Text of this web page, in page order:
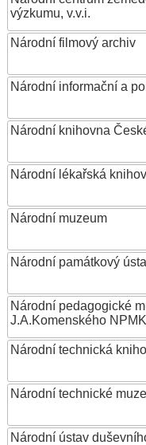
výzkumu, v.v.i.
Národní filmový archiv
Národní informační a
Národní knihovna
Národní lékařská
Národní muzeum
Národní památkový
Národní pedagogické
J.A.Komenského NPMK
Národní technická
Národní technické
Národní ústav